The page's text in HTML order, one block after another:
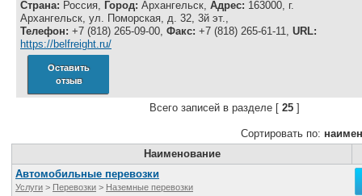
Страна: Россия, Город: Архангельск, Адрес: 163000, г.
Архангельск, ул. Поморская, д. 32, 3й эт.,
Телефон: +7 (818) 265-09-00, Факс: +7 (818) 265-61-11, URL:
https://belfreight.ru/
Оставить
отзыв
Всего записей в разделе [ 25 ]
Сортировать по:
Наименование
Автомобильные перевозки
Услуги > Перевозки > Наземные перевозки